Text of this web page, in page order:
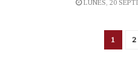
LUNES, 20
1 2